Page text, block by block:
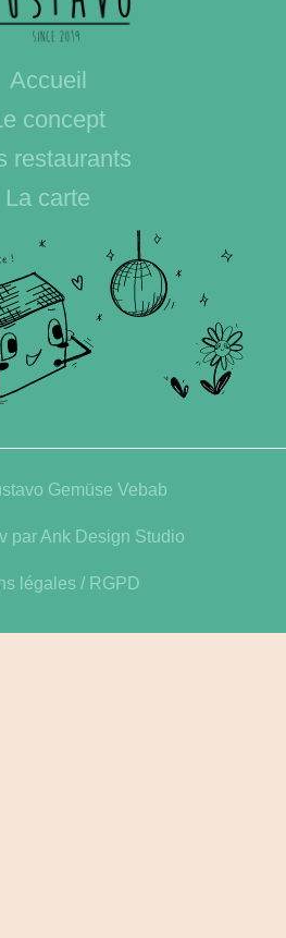
Accueil
concept
restaurants
La carte
Gemüse Vebab
parAnk Design Studio
légales / RGPD